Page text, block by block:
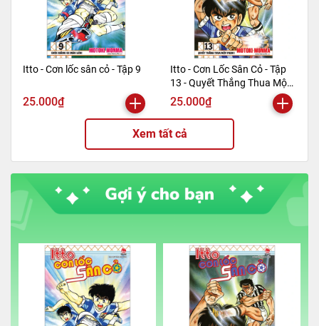
Itto - Cơn lốc sân cỏ - Tập 9
25.000₫
Itto - Cơn Lốc Sân Cỏ - Tập
13 - Quyết Thắng Thua Một
Phen!! (Tái Bản 2024)
25.000₫
Xem tất cả